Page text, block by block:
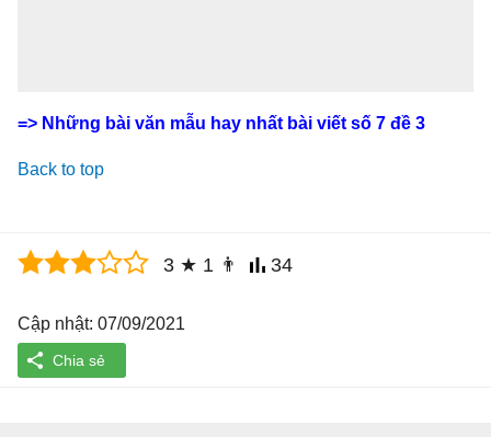
=> Những bài văn mẫu hay nhất bài viết số 7 đề 3
Back to top
3 ★ 1 👨 34
Cập nhật: 07/09/2021